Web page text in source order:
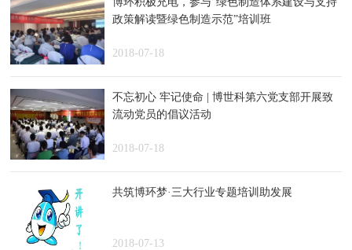
政策解读暨绿色制造示范”培训班
2018-07-18
不忘初心 牢记使命 | 博世科第六党支部开展致
流动党员的倡议活动
2018-07-18
共筑博环梦·三大行业专题培训助发展
2018-07-13